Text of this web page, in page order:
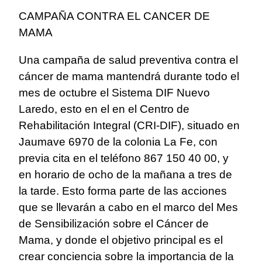
CAMPAÑA CONTRA EL CANCER DE
MAMA
Una campaña de salud preventiva contra el
cáncer de mama mantendrá durante todo el
mes de octubre el Sistema DIF Nuevo
Laredo, esto en el en el Centro de
Rehabilitación Integral (CRI-DIF), situado en
Jaumave 6970 de la colonia La Fe, con
previa cita en el teléfono 867 150 40 00, y
en horario de ocho de la mañana a tres de
la tarde. Esto forma parte de las acciones
que se llevarán a cabo en el marco del Mes
de Sensibilización sobre el Cáncer de
Mama, y donde el objetivo principal es el
crear conciencia sobre la importancia de la